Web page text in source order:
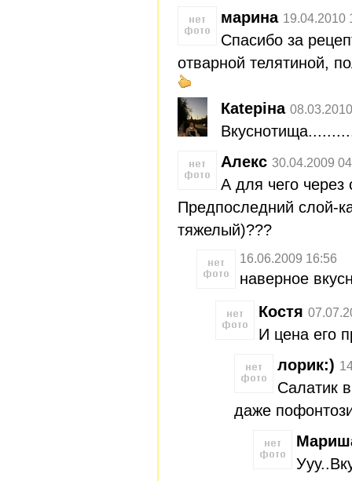
марина 19.04.2010
Спасибо за
отварной телятиной,
Каtерiнa
Алекс 30.04.2009
А для чего через
Предпоследний слой-
тяжелый)???
16.06.2009 16:56
наверное
Костя
И цена его
лорик:)
Салатик
даже